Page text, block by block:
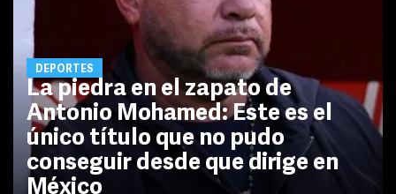
DEPORTES
La piedra en el zapato de
Antonio Mohamed: Este es el
único título que no pudo
conseguir desde que dirige en
México